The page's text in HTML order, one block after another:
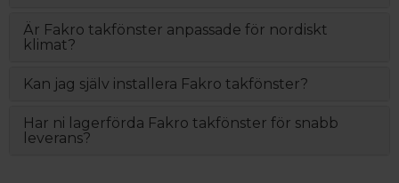
Är Fakro takfönster anpassade för nordiskt
klimat?
Kan jag själv installera Fakro takfönster?
Har ni lagerförda Fakro takfönster för snabb
leverans?